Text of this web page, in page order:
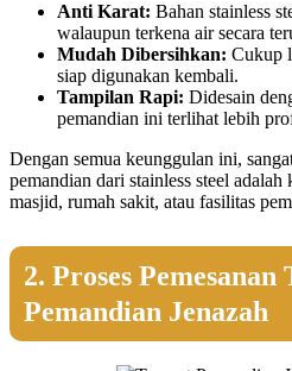
Anti Karat: Bahan stainless
walaupun terkena air secara
Mudah Dibersihkan: Cukup
siap digunakan kembali.
Tampilan Rapi: Didesain
pemandian ini terlihat lebih
Dengan semua keunggulan ini,
pemandian dari stainless steel
masjid, rumah sakit, atau fasilitas
2. Proses Pemesanan
Pemandian Jenazah